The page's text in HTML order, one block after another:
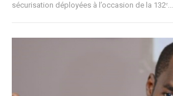
sécurisation déployées à l’occasion de la 132ᵉ...